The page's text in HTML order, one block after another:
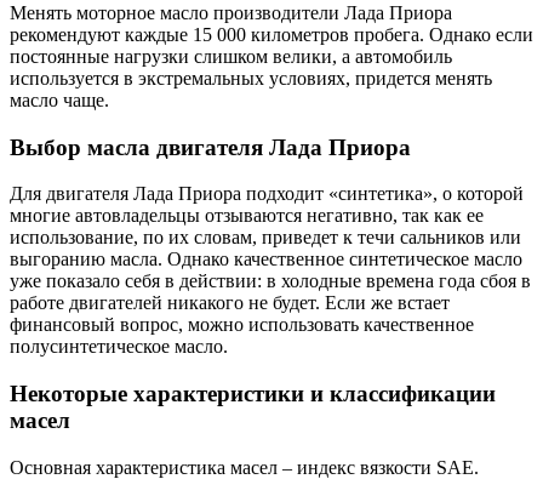
Менять моторное масло производители Лада Приора
рекомендуют каждые 15 000 километров пробега. Однако если
постоянные нагрузки слишком велики, а автомобиль
используется в экстремальных условиях, придется менять
масло чаще.
Выбор масла двигателя Лада Приора
Для двигателя Лада Приора подходит «синтетика», о которой
многие автовладельцы отзываются негативно, так как ее
использование, по их словам, приведет к течи сальников или
выгоранию масла. Однако качественное синтетическое масло
уже показало себя в действии: в холодные времена года сбоя в
работе двигателей никакого не будет. Если же встает
финансовый вопрос, можно использовать качественное
полусинтетическое масло.
Некоторые характеристики и классификации
масел
Основная характеристика масел – индекс вязкости SAE.